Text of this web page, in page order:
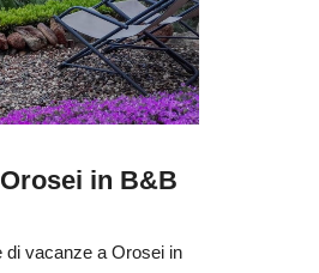
in B&B
di vacanze a Orosei in